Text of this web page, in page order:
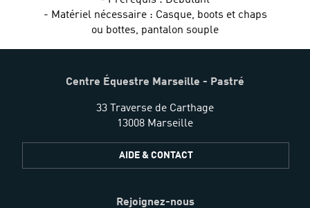
- Matériel nécessaire : Casque, boots et chaps
ou bottes, pantalon souple
Centre Équestre Marseille - Pastré
33 Traverse de Carthage
13008 Marseille
AIDE & CONTACT
Rejoignez-nous